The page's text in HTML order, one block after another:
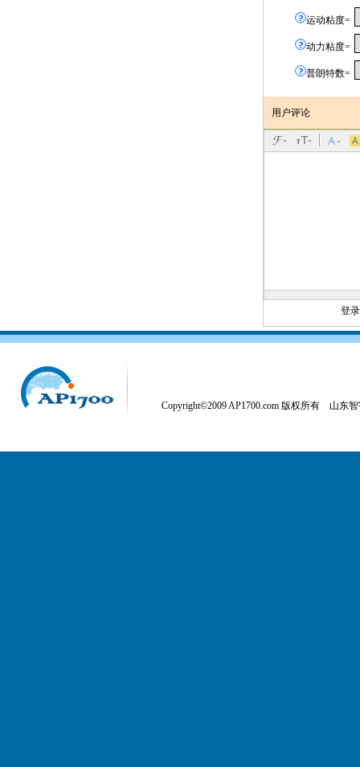
运动粘度=
动力粘度=
普朗特数=
用户评论
登
Copyright©2009 AP1700.com 版权所有 山东